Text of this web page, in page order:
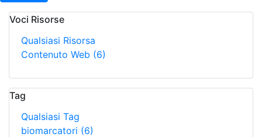
Voci Risorse
Qualsiasi Risorsa
Contenuto Web (6)
Tag
Qualsiasi Tag
biomarcatori (6)